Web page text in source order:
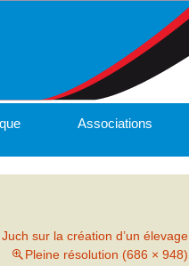
Associations
sur la création d’un élevage
Pleine résolution (686 × 948)